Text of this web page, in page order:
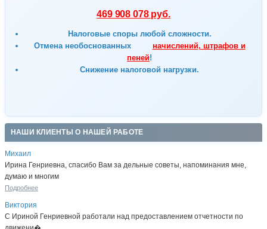
469 908 078 руб.
Налоговые споры любой сложности.
Отмена необоснованных начислений, штрафов и
пеней!
Снижение налоговой нагрузки.
НАШИ КЛИЕНТЫ О НАШЕЙ РАБОТЕ
Михаил
Ирина Генриевна, спасибо Вам за дельные советы, напоминания мне,
думаю и многим
Подробнее
Виктория
С Ириной Генриевной работали над предоставлением отчетности по